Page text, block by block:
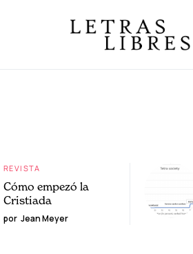
REVISTA
Cómo empezó la
Cristiada
por Jean Meyer